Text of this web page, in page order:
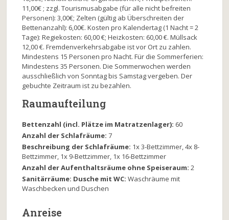
11,00€ ; zzgl. Tourismusabgabe (für alle nicht befreiten
Personen): 3,00€; Zelten (gültig ab Überschreiten der
Bettenanzahl): 6,00€. Kosten pro Kalendertag (1 Nacht = 2
Tage): Regiekosten: 60,00 €; Heizkosten: 60,00 €. Müllsack
12,00 €. Fremdenverkehrsabgabe ist vor Ort zu zahlen.
Mindestens 15 Personen pro Nacht. Für die Sommerferien:
Mindestens 35 Personen. Die Sommerwochen werden
ausschließlich von Sonntag bis Samstag vergeben. Der
gebuchte Zeitraum ist zu bezahlen.
Raumaufteilung
Bettenzahl (incl. Plätze im Matratzenlager): 60
Anzahl der Schlafräume:7
Beschreibung der Schlafräume: 1x 3-Bettzimmer, 4x 8-
Bettzimmer, 1x 9-Bettzimmer, 1x 16-Bettzimmer
Anzahl der Aufenthaltsräume ohne Speiseraum:2
Sanitärräume: Dusche mit WC:Waschräume mit
Waschbecken und Duschen
Anreise